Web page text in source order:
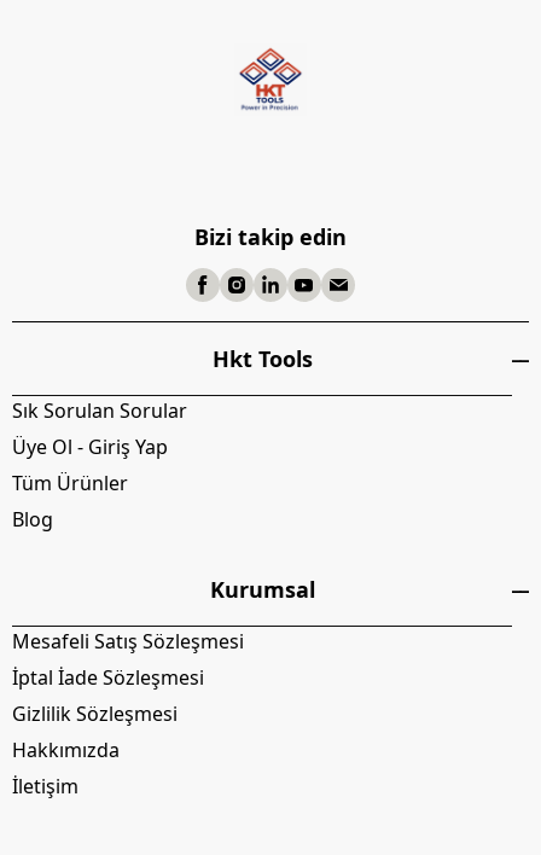
Bizi takip edin
Hkt Tools
Sık Sorulan Sorular
Üye Ol - Giriş Yap
Tüm Ürünler
Blog
Kurumsal
Mesafeli Satış Sözleşmesi
İptal İade Sözleşmesi
Gizlilik Sözleşmesi
Hakkımızda
İletişim